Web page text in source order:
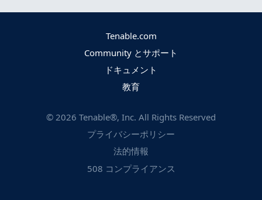
Tenable.com
Community とサポート
ドキュメント
教育
© 2026 Tenable®, Inc. All Rights Reserved
プライバシーポリシー
法的情報
508 コンプライアンス